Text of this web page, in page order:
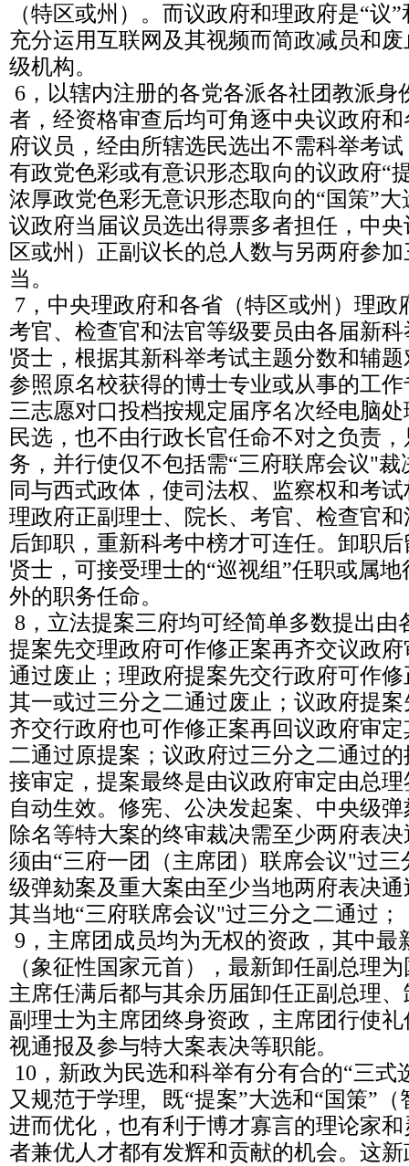
（特区或州）。而议政府和理政府是“议
充分运用互联网及其视频而简政减员和
级机构。
6，以辖内注册的各党各派各社团教派身
者，经资格审查后均可角逐中央议政府
府议员，经由所辖选民选出不需科举考
有政党色彩或有意识形态取向的议政府“
浓厚政党色彩无意识形态取向的“国策”
议政府当届议员选出得票多者担任，中
区或州）正副议长的总人数与另两府参
当。
7，中央理政府和各省（特区或州）理政
考官、检查官和法官等级要员由各届新
贤士，根据其新科举考试主题分数和辅
参照原名校获得的博士专业或从事的工
三志愿对口投档按规定届序名次经电脑
民选，也不由行政长官任命不对之负责
务，并行使仅不包括需“三府联席会议"
同与西式政体，使司法权、监察权和考
理政府正副理士、院长、考官、检查官
后卸职，重新科考中榜才可连任。卸职
贤士，可接受理士的“巡视组”任职或属
外的职务任命。
8，立法提案三府均可经简单多数提出由
提案先交理政府可作修正案再齐交议政
通过废止；理政府提案先交行政府可作
其一或过三分之二通过废止；议政府提
齐交行政府也可作修正案再回议政府审
二通过原提案；议政府过三分之二通过
接审定，提案最终是由议政府审定由总
自动生效。修宪、公决发起案、中央级
除名等特大案的终审裁决需至少两府表
须由“三府一团（主席团）联席会议"过
级弹劾案及重大案由至少当地两府表决
其当地“三府联席会议"过三分之二通过；
9，主席团成员均为无权的资政，其中最
（象征性国家元首），最新卸任副总理
主席任满后都与其余历届卸任正副总理
副理士为主席团终身资政，主席团行使
视通报及参与特大案表决等职能。
10，新政为民选和科举有分有合的“三式
又规范于学理, 既“提案”大选和“国策”
进而优化，也有利于博才寡言的理论家
者兼优人才都有发辉和贡献的机会。这